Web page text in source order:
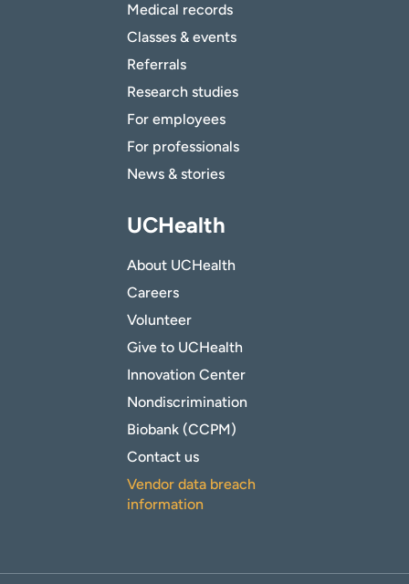
Medical records
Classes & events
Referrals
Research studies
For employees
For professionals
News & stories
UCHealth
About UCHealth
Careers
Volunteer
Give to UCHealth
Innovation Center
Nondiscrimination
Biobank (CCPM)
Contact us
Vendor data breach
information